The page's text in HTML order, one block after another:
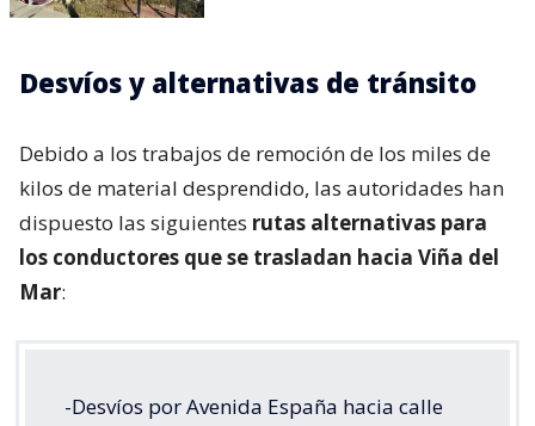
Desvíos y alternativas de tránsito
Debido a los trabajos de remoción de los miles de
kilos de material desprendido, las autoridades han
dispuesto las siguientes rutas alternativas para
los conductores que se trasladan hacia Viña del
Mar:
-Desvíos por Avenida España hacia calle